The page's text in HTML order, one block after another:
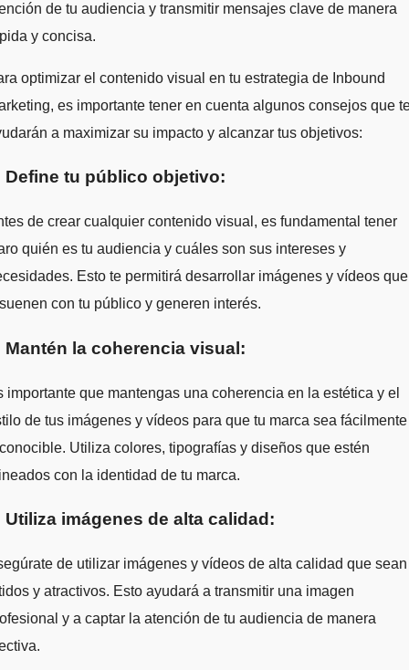
de tu audiencia y transmitir mensajes clave de manera
y concisa.
optimizar el contenido visual en tu estrategia de Inbound
es importante tener en cuenta algunos consejos que
a maximizar su impacto y alcanzar tus objetivos:
Define tu público objetivo:
de crear cualquier contenido visual, es fundamental tener
quién es tu audiencia y cuáles son sus intereses y
Esto te permitirá desarrollar imágenes y vídeos que
con tu público y generen interés.
Mantén la coherencia visual:
importante que mantengas una coherencia en la estética y el
de tus imágenes y vídeos para que tu marca sea fácilmente
Utiliza colores, tipografías y diseños que estén
con la identidad de tu marca.
Utiliza imágenes de alta calidad:
de utilizar imágenes y vídeos de alta calidad que sean
y atractivos. Esto ayudará a transmitir una imagen
y a captar la atención de tu audiencia de manera